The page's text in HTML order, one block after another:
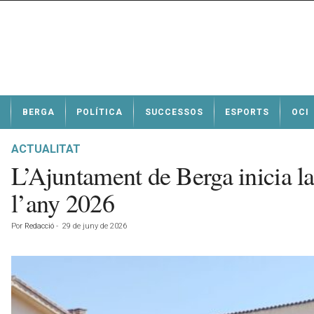
t
BERGA POLÍTICA SUCCESSOS ESPORTS OCI
ACTUALITAT
L’Ajuntament de Berga inicia
l’any 2026
Por Redacció - 29 de juny de 2026